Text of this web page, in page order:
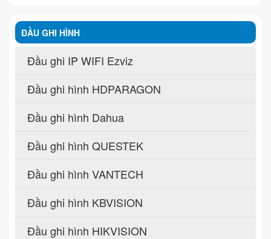
ĐẦU GHI HÌNH
Đầu ghi IP WIFI Ezviz
Đầu ghi hình HDPARAGON
Đầu ghi hình Dahua
Đầu ghi hình QUESTEK
Đầu ghi hình VANTECH
Đầu ghi hình KBVISION
Đầu ghi hình HIKVISION